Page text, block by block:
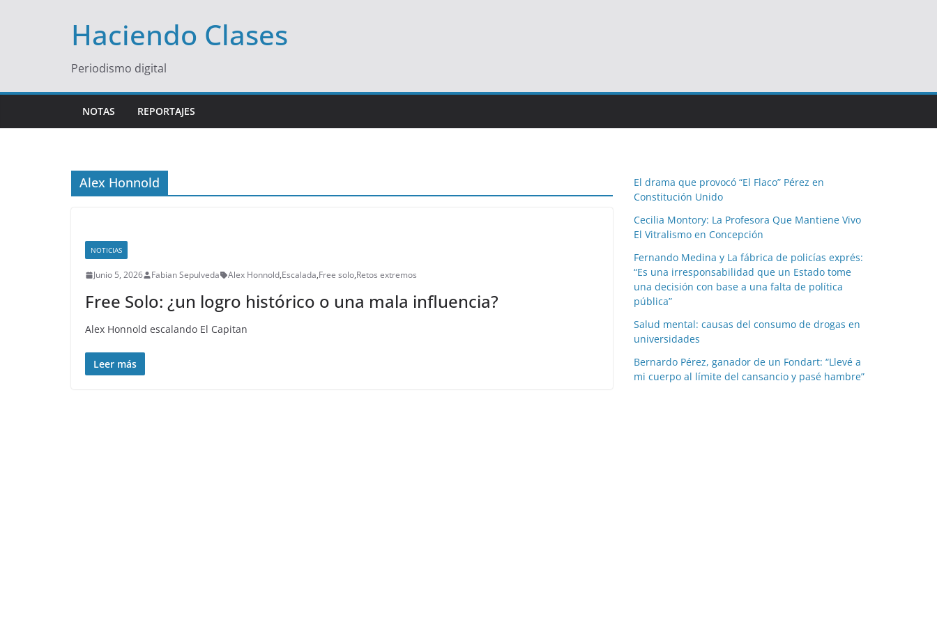
Haciendo Clases
Periodismo digital
NOTAS REPORTAJES
Alex Honnold
NOTICIAS
Junio 5, 2026 Fabian Sepulveda Alex Honnold,Escalada,Free solo,Retos extremos
Free Solo: ¿un logro histórico o una mala influencia?
Alex Honnold escalando El Capitan
Leer más
El drama que provocó “El Flaco” Pérez en
Constitución Unido
Cecilia Montory: La Profesora Que Mantiene Vivo
El Vitralismo en Concepción
Fernando Medina y La fábrica de policías exprés:
“Es una irresponsabilidad que un Estado tome
una decisión con base a una falta de política
pública”
Salud mental: causas del consumo de drogas en
universidades
Bernardo Pérez, ganador de un Fondart: “Llevé a
mi cuerpo al límite del cansancio y pasé hambre”